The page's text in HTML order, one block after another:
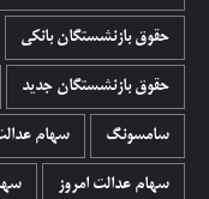
حقوق بازنشستگان بانکی
حقوق بازنشستگان جدید
سامسونگ سهام
سهام عدالت امروز